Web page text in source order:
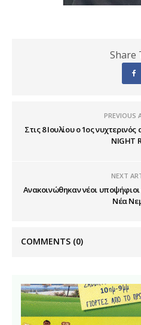
Share
PREVIOUS
Στις 8 Ιουλίου ο 1ος
NIGHT
NEXT
Ανακοινώθηκαν νέοι
Νέα
COMMENTS (0)